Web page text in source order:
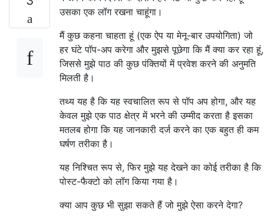
उसका एक लॉग रखना चाहूंगा।
मैं कुछ कहना चाहता हूं (एक ऐप या मेनू-बार उपयोगिता) जो
हर घंटे पॉप-अप करेगा और मुझसे पूछेगा कि मैं क्या कर रहा हूं,
जिससे मुझे पाठ की कुछ पंक्तियों में प्रवेश करने की अनुमति
मिलती है।
तथ्य यह है कि यह स्वचालित रूप से पॉप अप होगा, और यह
केवल मुझे एक पाठ क्षेत्र में भरने की उम्मीद करता है इसका
मतलब होगा कि यह जानकारी दर्ज करने का एक बहुत ही कम
घर्षण तरीका है।
यह निश्चित रूप से, फिर मुझे यह देखने का कोई तरीका है कि
पोस्ट-फैक्टो को लॉग किया गया है।
क्या आप कुछ भी सुझा सकते हैं जो मुझे ऐसा करने देगा?